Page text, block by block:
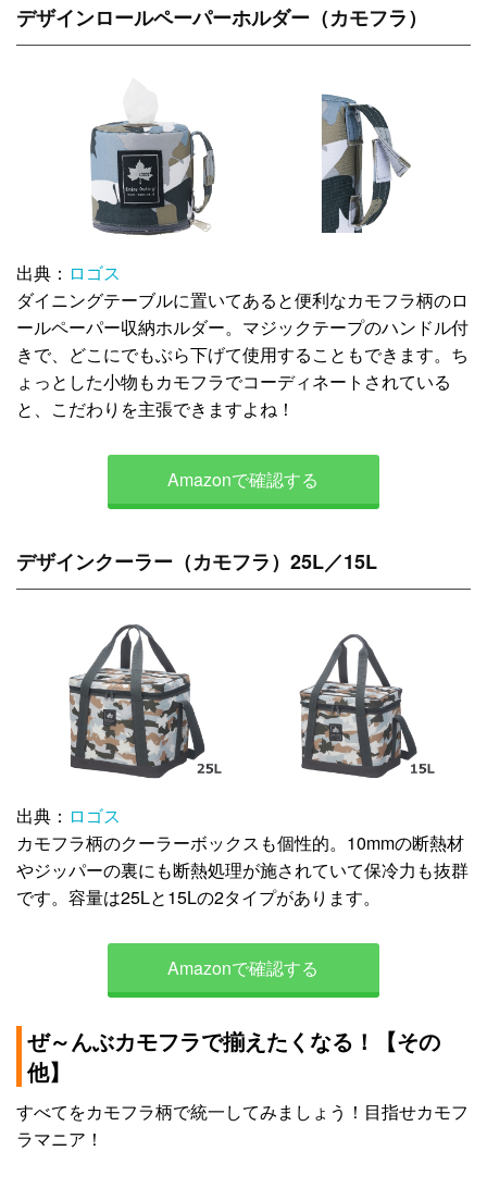
デザインロールペーパーホルダー（カモフラ）
出典： ロゴス
ダイニングテーブルに置いてあると便利なカモフラ柄のロ
ールペーパー収納ホルダー。マジックテープのハンドル付
きで、どこにでもぶら下げて使用することもできます。ち
ょっとした小物もカモフラでコーディネートされている
と、こだわりを主張できますよね！
Amazonで確認する
デザインクーラー（カモフラ）25L／15L
出典： ロゴス
カモフラ柄のクーラーボックスも個性的。10mmの断熱材
やジッパーの裏にも断熱処理が施されていて保冷力も抜群
です。容量は25Lと15Lの2タイプがあります。
Amazonで確認する
ぜ～んぶカモフラで揃えたくなる！【その
他】
すべてをカモフラ柄で統一してみましょう！目指せカモフ
ラマニア！